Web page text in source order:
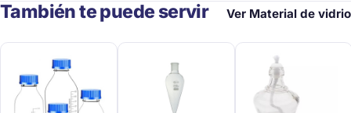
También te puede servir Ver Material de vidrio